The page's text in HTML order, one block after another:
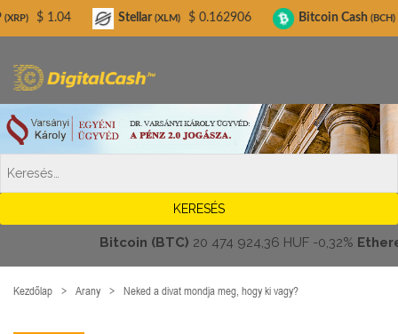
Bitcoin (BTC)20 474 924,36 HUF -0,32% Ethereum
Kezdőlap Arany Neked a divat mondja meg, hogy ki vagy?
Stellar (XLM) $ 0.162906 Bitcoin Cash(BCH) $ 216.55
Digitalcash.hu